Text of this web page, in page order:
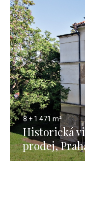
8 + 1 471 m²
Historická
prodej,
471m